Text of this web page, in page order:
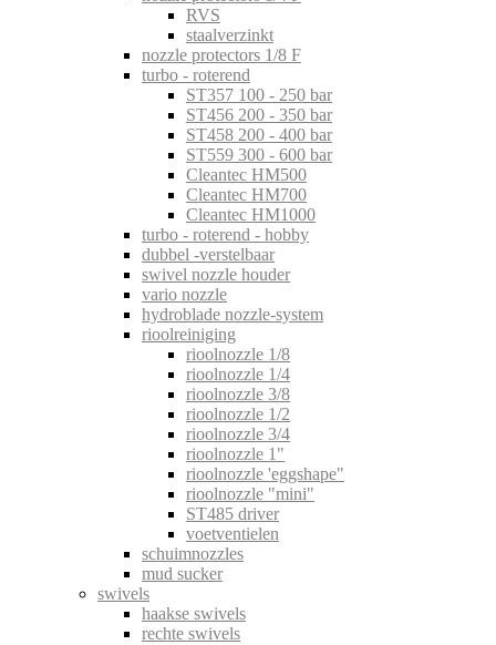
RVS
staalverzinkt
nozzle protectors 1/8 F
turbo - roterend
ST357 100 - 250 bar
ST456 200 - 350 bar
ST458 200 - 400 bar
ST559 300 - 600 bar
Cleantec HM500
Cleantec HM700
Cleantec HM1000
turbo - roterend - hobby
dubbel -verstelbaar
swivel nozzle houder
vario nozzle
hydroblade nozzle-system
rioolreiniging
rioolnozzle 1/8
rioolnozzle 1/4
rioolnozzle 3/8
rioolnozzle 1/2
rioolnozzle 3/4
rioolnozzle 1"
rioolnozzle 'eggshape"
rioolnozzle "mini"
ST485 driver
voetventielen
schuimnozzles
mud sucker
swivels
haakse swivels
rechte swivels